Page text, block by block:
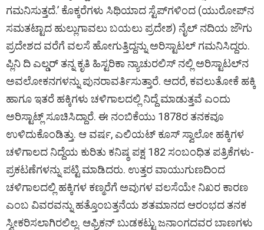
ಗಮನಿಸುತ್ತದೆ.’ ಕೊಕ್ಕರೆಗಳು ಸಿಥಿಯಾದ ಸ್ಟೆಪ್‌ಗಳಿಂದ (ಯುರೋಪ್‌ನ
ಸಮತಟ್ಟಾದ ಹುಲ್ಲುಗಾವಲು ಬಯಲು ಪ್ರದೇಶ) ನೈಲ್‌ ನದಿಯ ಜೌಗು
ಪ್ರದೇಶದ ವರೆಗೆ ವಲಸೆ ಹೋಗುತ್ತಿದ್ದನ್ನು ಅರಿಸ್ಟಾಟಲ್ ಗಮನಿಸಿದ್ದರು.
ಪ್ಲಿನಿ ದಿ ಎಲ್ಡರ್ ತನ್ನ ಕೃತಿ ಹಿಸ್ಟರಿಕಾ ನ್ಯಾಚುರಲಿಸ್‌ ನಲ್ಲಿ ಅರಿಸ್ಟಾಟಲ್‌ನ
ಅವಲೋಕನಗಳನ್ನು ಪುನರಾವರ್ತಿಸುತ್ತಾರೆ. ಆದರೆ, ಕವಲುತೋಕೆ ಹಕ್ಕಿ
ಹಾಗೂ ಇತರೆ ಹಕ್ಕಿಗಳು ಚಳಿಗಾಲದಲ್ಲಿ ನಿದ್ದೆ ಮಾಡುತ್ತವೆ ಎಂದು
ಅರಿಸ್ಟಾಟ್ಲ್‌ ಸೂಚಿಸಿದ್ದಾರೆ. ಈ ನಂಬಿಕೆಯು 1878ರ ತನಕವೂ
ಉಳಿದುಕೊಂಡಿತ್ತು. ಆ ವರ್ಷ, ಎಲಿಯಟ್ ಕೂಸ್‌ ಸ್ವಾಲೋ ಹಕ್ಕಿಗಳ
ಚಳಿಗಾಲದ ನಿದ್ದೆಯ ಕುರಿತು ಕನಿಷ್ಠ ಪಕ್ಷ 182 ಸಂಬಂಧಿತ ಪತ್ರಿಕೆಗಳು-
ಪ್ರಕಟಣೆಗಳನ್ನು ಪಟ್ಟಿ ಮಾಡಿದರು. ಉತ್ತರ ವಾಯುಗುಣದಿಂದ
ಚಳಿಗಾಲದಲ್ಲಿ ಹಕ್ಕಿಗಳ ಕಣ್ಮರೆಗೆ ಅವುಗಳ ವಲಸೆಯೇ ನಿಖರ ಕಾರಣ
ಎಂಬ ವಿವರವನ್ನು ಹತ್ತೊಂಬತ್ತನೆಯ ಶತಮಾನದ ಆರಂಭದ ತನಕ
ಸ್ವೀಕರಿಸಲಾಗಿರಲಿಲ್ಲ. ಆಫ್ರಿಕನ್‌ ಬುಡಕಟ್ಟು ಜನಾಂಗದವರ ಬಾಣಗಳು